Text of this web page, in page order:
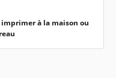
imprimer à la maison ou